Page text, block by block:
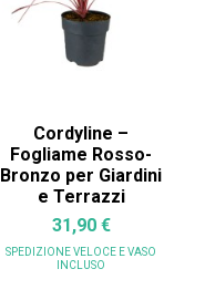
Cordyline –
Fogliame Rosso-
Bronzo per Giardini
e Terrazzi
31,90 €
SPEDIZIONE VELOCE E VASO
INCLUSO